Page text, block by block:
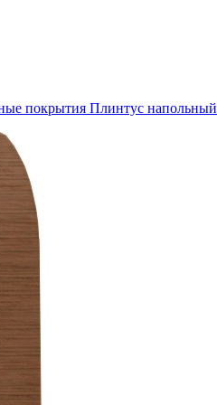
покрытия Плинтус напольный